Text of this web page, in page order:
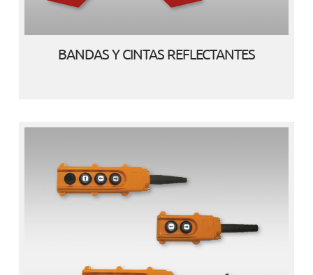
BANDAS Y CINTAS REFLECTANTES